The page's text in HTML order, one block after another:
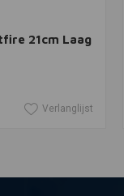
21cm Laag
Verlanglijst